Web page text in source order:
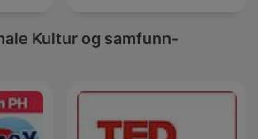
Kultur og samfunn-